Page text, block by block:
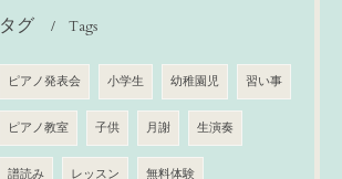
タグ Tags
ピアノ発表会 小学生 幼稚園児 習い事
ピアノ教室 子供 月謝 生演奏
譜読み レッスン 無料体験